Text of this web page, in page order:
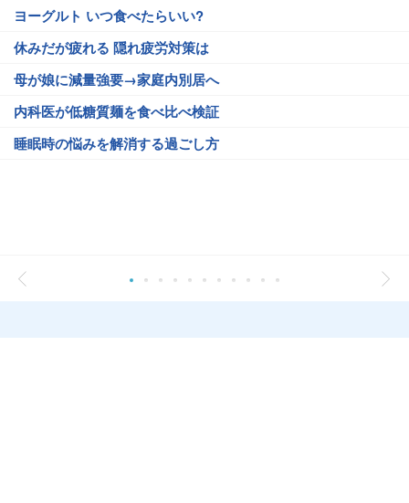
ヨーグルト いつ食べたらいい?
休みだが疲れる 隠れ疲労対策は
母が娘に減量強要→家庭内別居へ
内科医が低糖質麺を食べ比べ検証
睡眠時の悩みを解消する過ごし方